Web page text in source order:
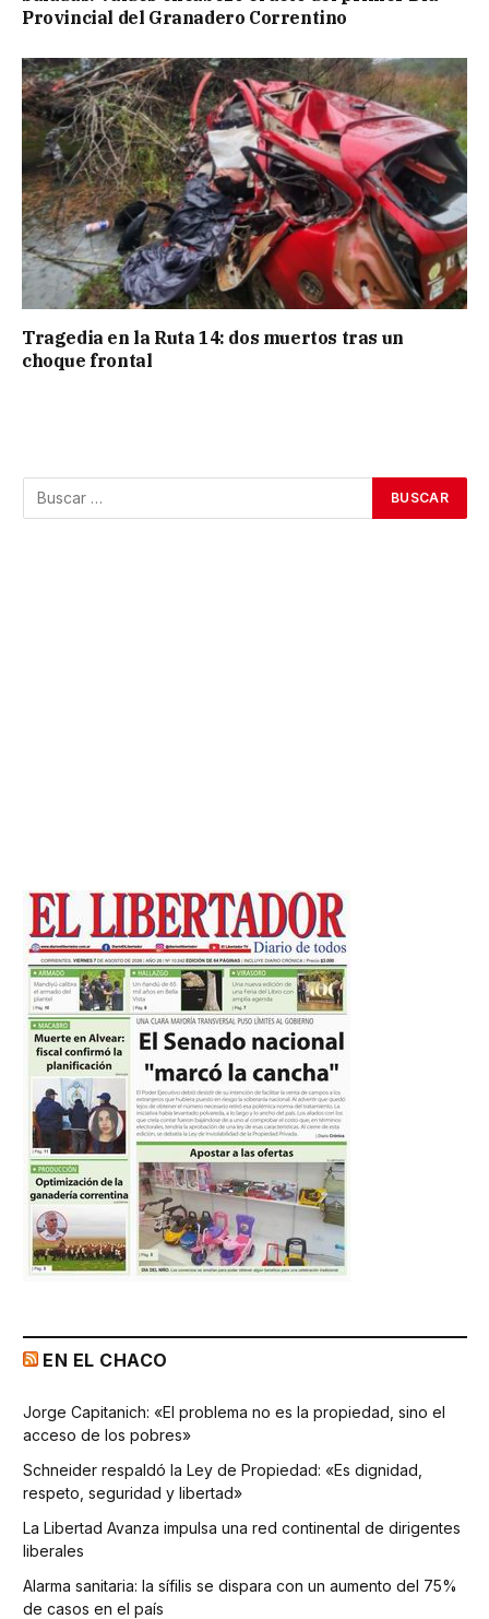
Provincial del Granadero Correntino
Tragedia en la Ruta 14: dos muertos tras un
choque frontal
EN EL CHACO
Jorge Capitanich: «El problema no es la propiedad, sino el
acceso de los pobres»
Schneider respaldó la Ley de Propiedad: «Es dignidad,
respeto, seguridad y libertad»
La Libertad Avanza impulsa una red continental de dirigentes
liberales
Alarma sanitaria: la sífilis se dispara con un aumento del 75%
de casos en el país